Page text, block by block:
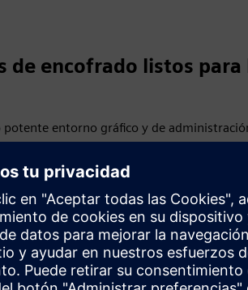
de encofrado listos para
entorno gráfico y de
colocación automatizada y basada en
diseño de arnés y automatizar las